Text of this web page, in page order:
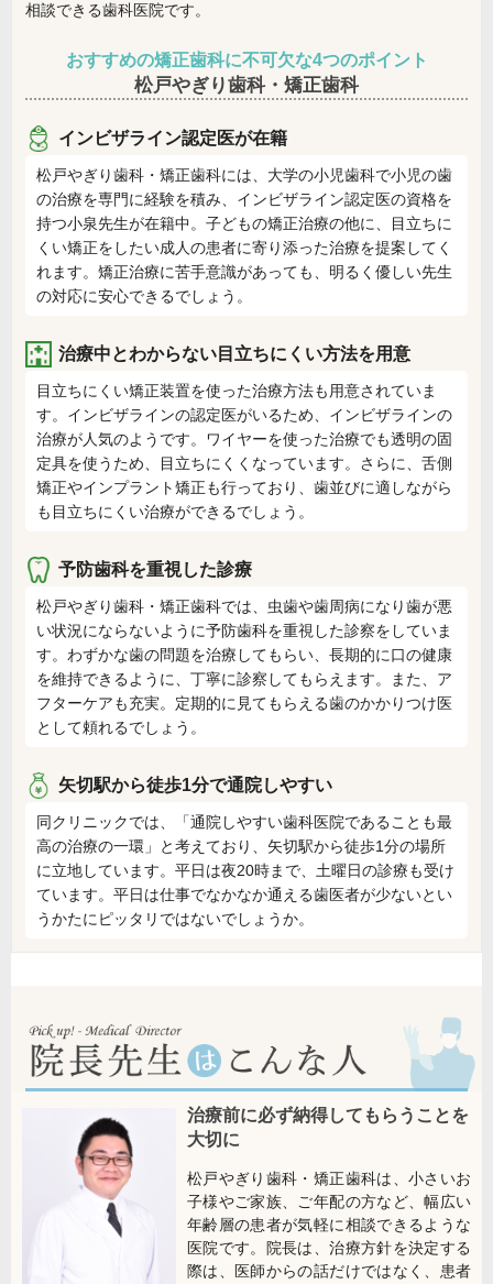
相談できる歯科医院です。
おすすめの矯正歯科に不可欠な4つのポイント
松戸やぎり歯科・矯正歯科
インビザライン認定医が在籍
松戸やぎり歯科・矯正歯科には、大学の小児歯科で小児の歯
の治療を専門に経験を積み、インビザライン認定医の資格を
持つ小泉先生が在籍中。子どもの矯正治療の他に、目立ちに
くい矯正をしたい成人の患者に寄り添った治療を提案してく
れます。矯正治療に苦手意識があっても、明るく優しい先生
の対応に安心できるでしょう。
治療中とわからない目立ちにくい方法を用意
目立ちにくい矯正装置を使った治療方法も用意されていま
す。インビザラインの認定医がいるため、インビザラインの
治療が人気のようです。ワイヤーを使った治療でも透明の固
定具を使うため、目立ちにくくなっています。さらに、舌側
矯正やインプラント矯正も行っており、歯並びに適しながら
も目立ちにくい治療ができるでしょう。
予防歯科を重視した診療
松戸やぎり歯科・矯正歯科では、虫歯や歯周病になり歯が悪
い状況にならないように予防歯科を重視した診察をしていま
す。わずかな歯の問題を治療してもらい、長期的に口の健康
を維持できるように、丁寧に診察してもらえます。また、ア
フターケアも充実。定期的に見てもらえる歯のかかりつけ医
として頼れるでしょう。
矢切駅から徒歩1分で通院しやすい
同クリニックでは、「通院しやすい歯科医院であることも最
高の治療の一環」と考えており、矢切駅から徒歩1分の場所
に立地しています。平日は夜20時まで、土曜日の診療も受け
ています。平日は仕事でなかなか通える歯医者が少ないとい
うかたにピッタリではないでしょうか。
治療前に必ず納得してもらうことを
大切に
松戸やぎり歯科・矯正歯科は、小さいお
子様やご家族、ご年配の方など、幅広い
年齢層の患者が気軽に相談できるような
医院です。院長は、治療方針を決定する
際は、医師からの話だけではなく、患者